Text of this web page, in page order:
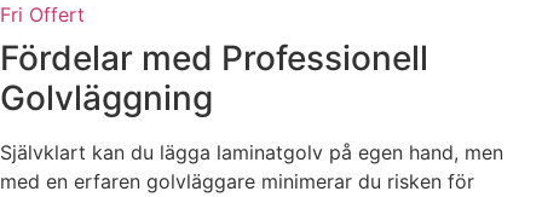
Fri Offert
Fördelar med Professionell
Golvläggning
Självklart kan du lägga laminatgolv på egen hand, men
med en erfaren golvläggare minimerar du risken för